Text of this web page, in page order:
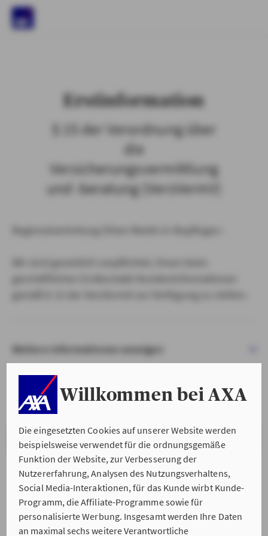
Willkommen bei AXA
Die eingesetzten Cookies auf unserer Website werden
beispielsweise verwendet für die ordnungsgemäße
Funktion der Website, zur Verbesserung der
Nutzererfahrung, Analysen des Nutzungsverhaltens,
Social Media-Interaktionen, für das Kunde wirbt Kunde-
Programm, die Affiliate-Programme sowie für
personalisierte Werbung. Insgesamt werden Ihre Daten
an maximal sechs weitere Verantwortliche
Erstinformation
§ 15 der Verordnung über
die
Versicherungsvermittlung
und -beratung (VersVermV)
Regionalvertretung Oliver Martin in Bopfingen :
Weitere Informationen anzeigen
VERSTANDEN & WEITER